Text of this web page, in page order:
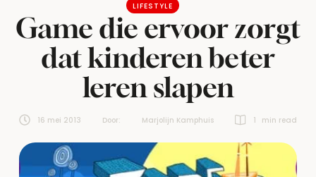
LIFESTYLE
Game die ervoor zorgt
dat kinderen beter
leren slapen
16 mei 2013 Door: Marjolijn Kamphuis 1 min read